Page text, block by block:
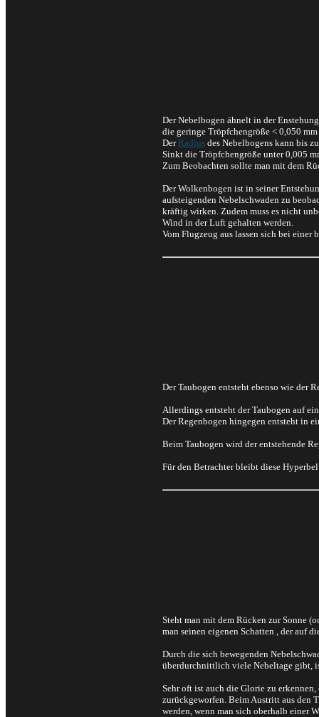
Der Nebelbogen ähnelt in der
die geringe Tröpfchengröße < 0,050
Der Radius des Nebelbogens kann bis
Sinkt die Tröpfchengröße unter 0,005
Zum Beobachten sollte man mit dem
Der Wolkenbogen ist in seiner
aufsteigenden Nebelschwaden zu
kräftig wirken. Zudem muss es nicht
Wind in der Luft gehalten werden.
Vom Flugzeug aus lassen sich bei einer
Der Taubogen entsteht ebenso wie der
Allerdings entsteht der Taubogen auf
Der Regenbogen hingegen entsteht in
Beim Taubogen wird der entstehende
Für den Betrachter bleibt diese
Steht man mit dem Rücken zur Sonne
man seinen eigenen Schatten , der auf
Durch die sich bewegenden
überdurchnittlich viele Nebeltage gibt,
Sehr oft ist auch die Glorie zu
zurückgeworfen. Beim Austritt aus den
werden, wenn man sich oberhalb einer